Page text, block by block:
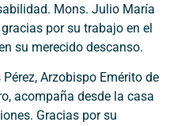
Mons. Julio María
por su trabajo en el
su merecido descanso.
Arzobispo Emérito de
acompaña desde la casa
Gracias por su